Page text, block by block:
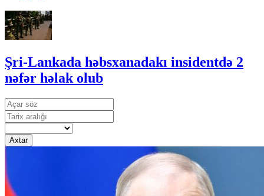
Şri-Lankada həbsxanadakı insidentdə 2
nəfər həlak olub
Axtar